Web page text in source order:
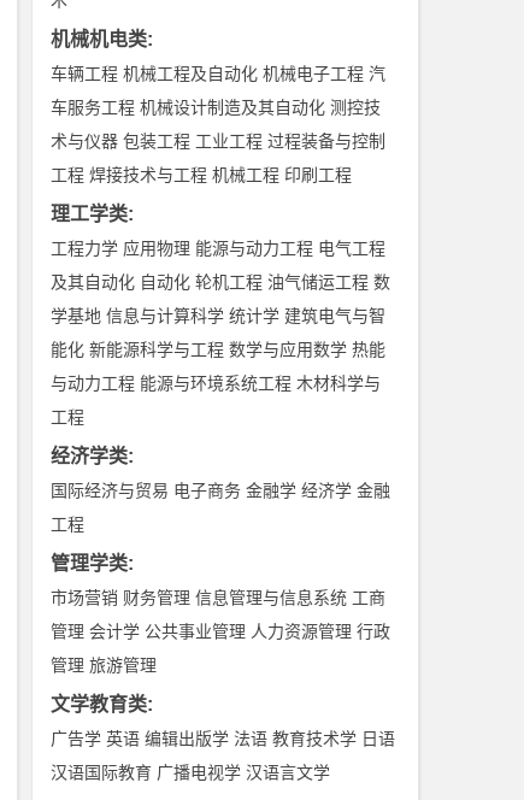
机械机电类:
车辆工程 机械工程及自动化 机械电子工程 汽
车服务工程 机械设计制造及其自动化 测控技
术与仪器 包装工程 工业工程 过程装备与控制
工程 焊接技术与工程 机械工程 印刷工程
理工学类:
工程力学 应用物理 能源与动力工程 电气工程
及其自动化 自动化 轮机工程 油气储运工程 数
学基地 信息与计算科学 统计学 建筑电气与智
能化 新能源科学与工程 数学与应用数学 热能
与动力工程 能源与环境系统工程 木材科学与
工程
经济学类:
国际经济与贸易 电子商务 金融学 经济学 金融
工程
管理学类:
市场营销 财务管理 信息管理与信息系统 工商
管理 会计学 公共事业管理 人力资源管理 行政
管理 旅游管理
文学教育类:
广告学 英语 编辑出版学 法语 教育技术学 日语
汉语国际教育 广播电视学 汉语言文学